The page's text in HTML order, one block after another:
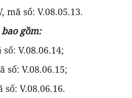
số: V.08.05.13.
gồm:
V.08.06.14;
V.08.06.15;
V.08.06.16.